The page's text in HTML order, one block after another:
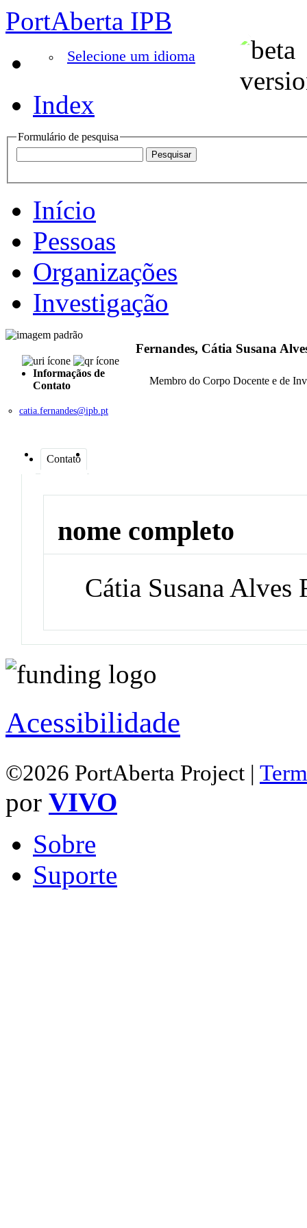
PortAberta IPB
Selecione um idioma
Index
Formulário de pesquisa
Início
Pessoas
Organizações
Investigação
Informaçãos de
Contato
catia.fernandes@ipb.pt
Fernandes, Cátia Susana
Membro do Corpo Docente e de
Contato
nome completo
Cátia Susana Alves
Acessibilidade
©2026 PortAberta Project |
por VIVO
Sobre
Suporte